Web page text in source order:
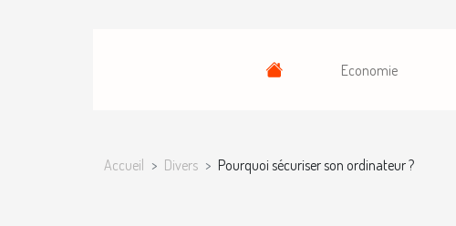
Economie
Accueil Divers Pourquoi sécuriser son ordinateur ?